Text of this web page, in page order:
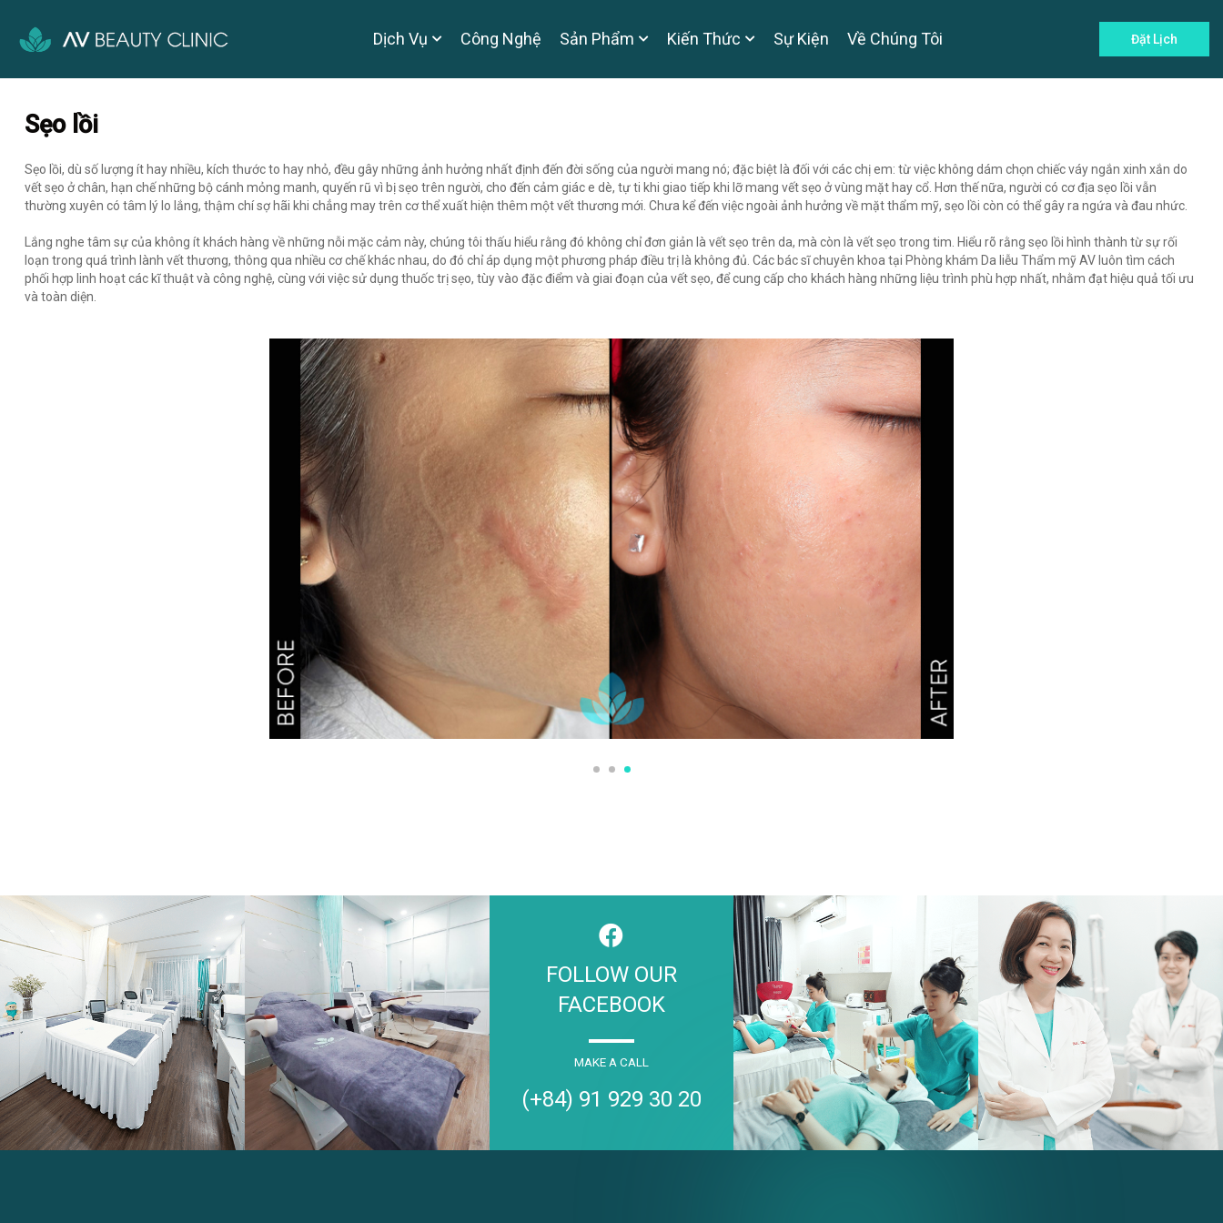
Dịch Vụ Công Nghệ Sản Phẩm Kiến Thức Sự Kiện Về Chúng Tôi Đặt Lịch
Sẹo lồi
Sẹo lồi, dù số lượng ít hay nhiều, kích thước to hay nhỏ, đều gây những ảnh hưởng nhất định đến đời sống của người mang nó; đặc biệt là đối với các chị em: từ việc không dám chọn chiếc váy ngắn xinh xắn do
vết sẹo ở chân, hạn chế những bộ cánh mỏng manh, quyến rũ vì bị sẹo trên người, cho đến cảm giác e dè, tự ti khi giao tiếp khi lỡ mang vết sẹo ở vùng mặt hay cổ. Hơn thế nữa, người có cơ địa sẹo lồi vẫn
thường xuyên có tâm lý lo lắng, thậm chí sợ hãi khi chẳng may trên cơ thể xuất hiện thêm một vết thương mới. Chưa kể đến việc ngoài ảnh hưởng về mặt thẩm mỹ, sẹo lồi còn có thể gây ra ngứa và đau nhức.
Lắng nghe tâm sự của không ít khách hàng về những nỗi mặc cảm này, chúng tôi thấu hiểu rằng đó không chỉ đơn giản là vết sẹo trên da, mà còn là vết sẹo trong tim. Hiểu rõ rằng sẹo lồi hình thành từ sự rối
loạn trong quá trình lành vết thương, thông qua nhiều cơ chế khác nhau, do đó chỉ áp dụng một phương pháp điều trị là không đủ. Các bác sĩ chuyên khoa tại Phòng khám Da liễu Thẩm mỹ AV luôn tìm cách
phối hợp linh hoạt các kĩ thuật và công nghệ, cùng với việc sử dụng thuốc trị sẹo, tùy vào đặc điểm và giai đoạn của vết sẹo, để cung cấp cho khách hàng những liệu trình phù hợp nhất, nhằm đạt hiệu quả tối ưu
và toàn diện.
FOLLOW OUR
FACEBOOK
MAKE A CALL
(+84) 91 929 30 20